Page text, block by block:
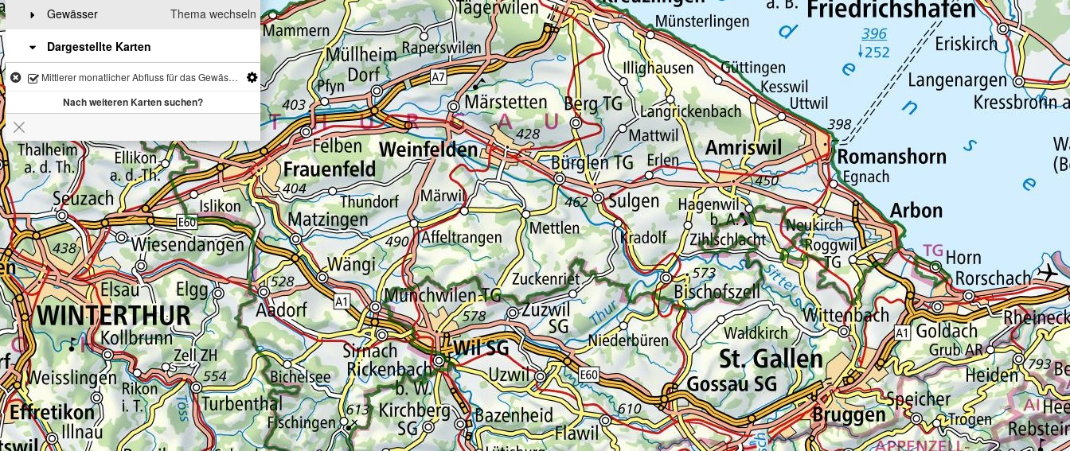
Thema wechseln
Gewässer
Dargestellte Karten
Mittlerer monatlicher Abfluss für das Gewässernetz der Schweiz (1981-2000) September
Nach weiteren Karten suchen?